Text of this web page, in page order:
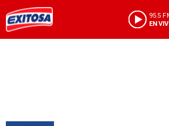
95.5
EN